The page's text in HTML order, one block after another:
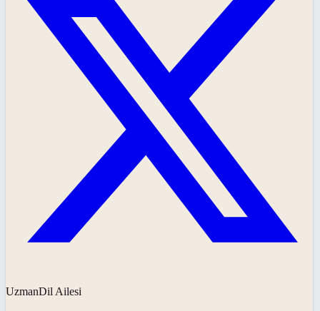
UzmanDil Ailesi